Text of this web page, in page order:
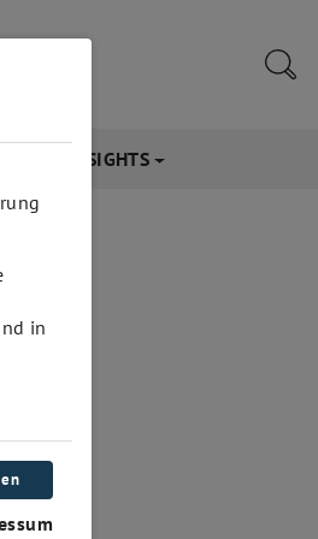
& INSIGHTS
in